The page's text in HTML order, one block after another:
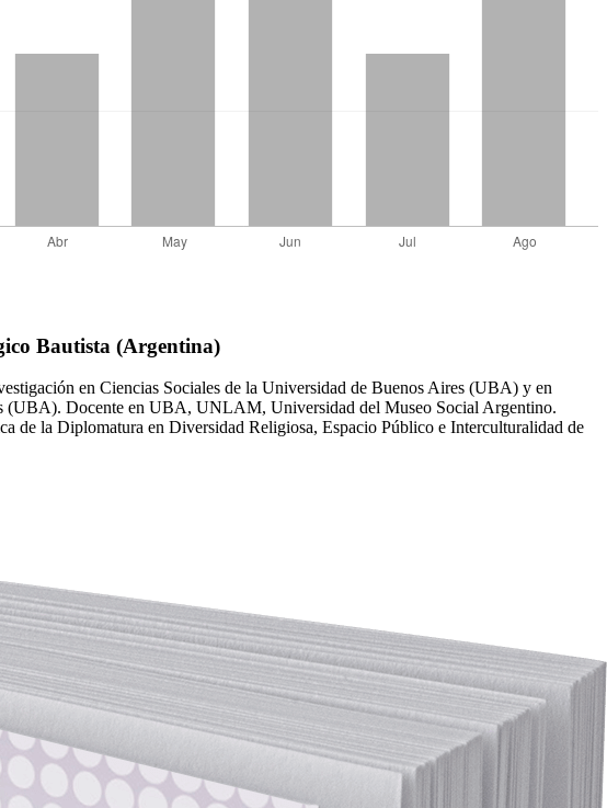
Bautista (Argentina)
en Ciencias Sociales de la Universidad de Buenos Aires (UBA) y en
(UBA). Docente en UBA, UNLAM, Universidad del Museo Social Argentino.
la Diplomatura en Diversidad Religiosa, Espacio Público e Interculturalidad de